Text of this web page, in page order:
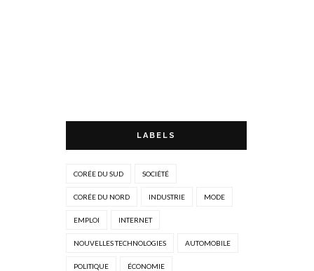
LABELS
CORÉE DU SUD SOCIÉTÉ
CORÉE DU NORD INDUSTRIE MODE
EMPLOI INTERNET
NOUVELLES TECHNOLOGIES AUTOMOBILE
POLITIQUE ÉCONOMIE